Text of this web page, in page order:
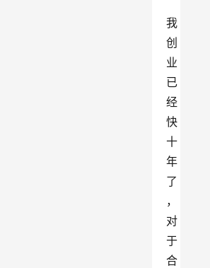
我
创
业
已
经
快
十
年
了
，
对
于
合